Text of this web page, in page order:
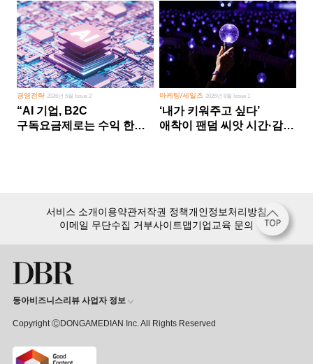
경영전략 2026년 5월 Issue 2
“AI 기업, B2C
구독요금제로는 수익 한계
마케팅/세일즈 2026년 8월 Issue 1
‘내가 키워주고 싶다’
애착이 팬덤 씨앗 시간·감정
15,000여 건의 DBR 콘텐츠를
서비스 소개이용약관저작권 정책개인정보처리방침
이메일 무단수집 거부사이트맵기업교육 문의
동아비즈니스리뷰 사업자 정보
Copyright ⒸDONGAMEDIAN Inc. All Rights Reserved